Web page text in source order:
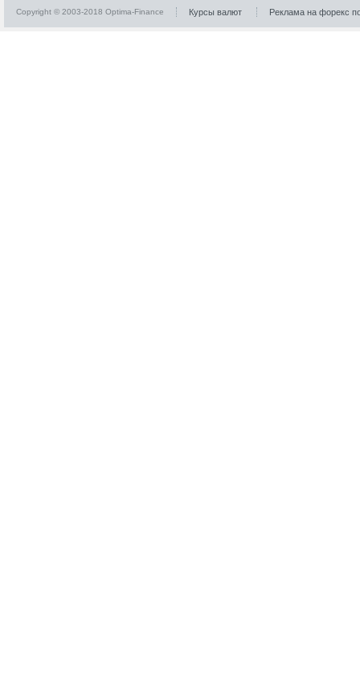
Copyright © 2003-2018 Optima-Finance Курсы валют Реклама на форекс